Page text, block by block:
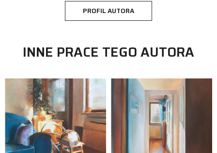
PROFIL AUTORA
INNE PRACE TEGO AUTORA